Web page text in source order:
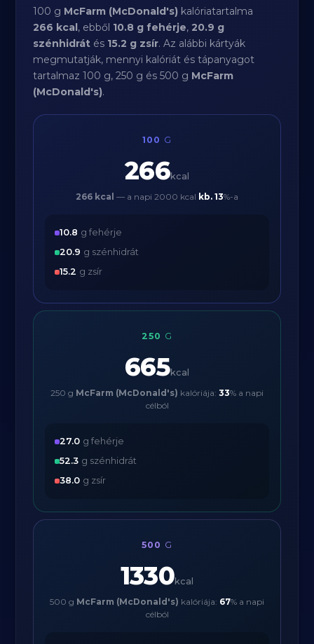
100 g McFarm (McDonald's) kalóriatartalma
266 kcal, ebből 10.8 g fehérje,20.9 g
szénhidrát és 15.2 g zsír. Az alábbi kártyák
megmutatják, mennyi kalóriát és tápanyagot
tartalmaz 100 g, 250 g és 500 g McFarm
(McDonald's).
100 G
266kcal
266 kcal — a napi 2000 kcal kb. 13%-a
10.8 g fehérje
20.9 g szénhidrát
15.2 g zsír
250 G
665kcal
250 g McFarm (McDonald's) kalóriája: 33% a napi
célból
27.0 g fehérje
52.3 g szénhidrát
38.0 g zsír
500 G
1330kcal
500 g McFarm (McDonald's) kalóriája: 67% a napi
célból